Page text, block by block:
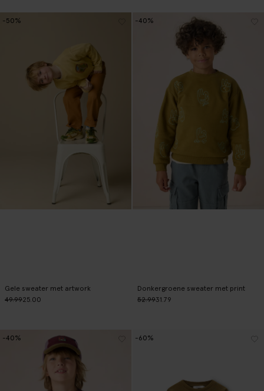
Gele sweater met artwork
49.9925.00
-50%
Donkergroene sweater met print
52.9931.79
-40%
-40% -60%